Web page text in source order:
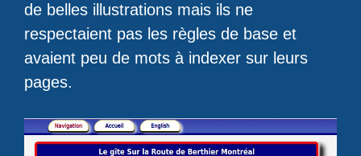
de belles illustrations mais ils ne
respectaient pas les règles de base et
avaient peu de mots à indexer sur leurs
pages.